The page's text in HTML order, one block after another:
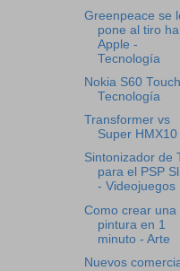
Greenpeace se
pone al tiro ha
Apple -
Tecnología
Nokia S60
Tecnología
Transformer vs
Super HMX10
Sintonizador de
para el PSP
- Videojuegos
Como crear una
pintura en 1
minuto - Arte
Nuevos